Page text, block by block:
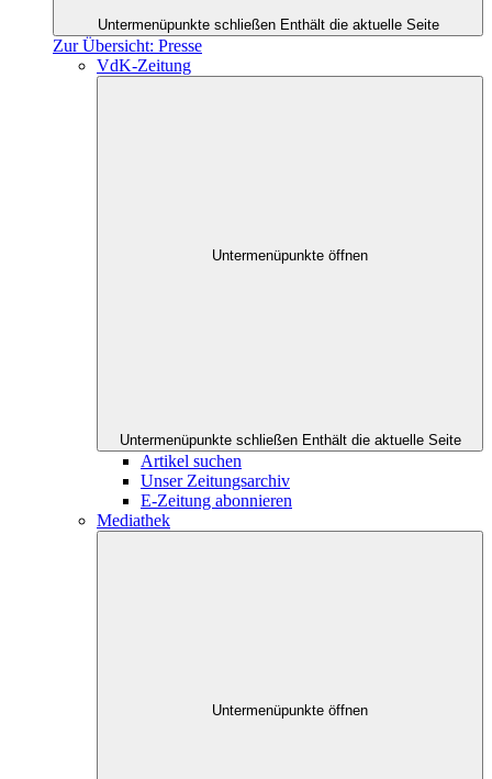
Untermenüpunkte schließen Enthält die aktuelle Seite
Zur Übersicht: Presse
VdK-Zeitung
Untermenüpunkte öffnen
Untermenüpunkte schließen Enthält die aktuelle Seite
Artikel suchen
Unser Zeitungsarchiv
E-Zeitung abonnieren
Mediathek
Untermenüpunkte öffnen